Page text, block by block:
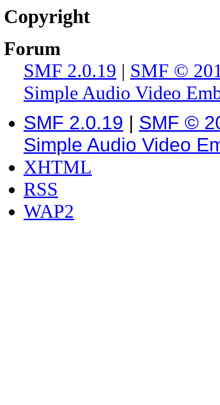
Copyright
Forum
SMF 2.0.19 | SMF ©
Simple Audio Video
SMF 2.0.19 | SMF ©
Simple Audio Video
XHTML
RSS
WAP2